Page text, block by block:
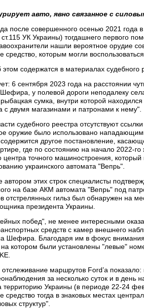
авто, явно связанное с
после совершенного осенью 2021 года
ст.115 УК Украины) тогдашнего первого
нашли вероятное орудие
средство, которым могли
содержатся в материалах судебного
6 сентября 2023 года на расстоянии
у полевой дороги неподалеку
сумка, внутри которой
с двумя магазинами и патронами к нему".
судебного реестра отсутствуют
оружие было использовано
другое постановление,
где по состоянию на начало 2022-
центра точного машиностроения,
украинского автомата "Вепрь".
этих строк специалисты
на базе АКМ автомата "Вепрь" под
отстрелянных гильз был обнаружен на
президента Украины.
побед", не менее интересными
средств с камер внешнего
Шефира. Благодаря им в фокус
котором были установлены "левые"
маршрутов Ford’а
за несколько суток и в день
Украины (в периоде 22-24
средство тогда в знаковых местах
структур".